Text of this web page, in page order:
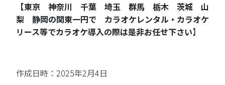
【東京 神奈川 千葉 埼玉 群馬 栃木 茨城 山
梨 静岡の関東一円で カラオケレンタル・カラオケ
リース等でカラオケ導入の際は是非お任せ下さい】
作成日時：2025年2月4日